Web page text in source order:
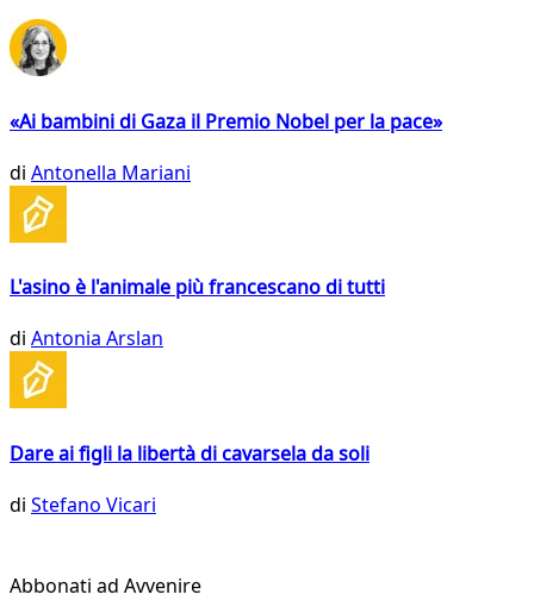
«Ai bambini di Gaza il Premio Nobel per la pace»
di Antonella Mariani
L'asino è l'animale più francescano di tutti
di Antonia Arslan
Dare ai figli la libertà di cavarsela da soli
di Stefano Vicari
Abbonati ad Avvenire